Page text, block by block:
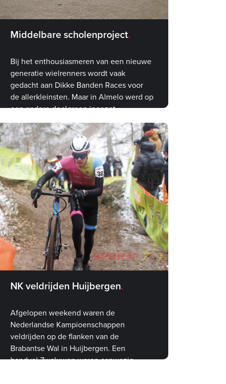
Middelbare scholenproject
Bij het enthousiasmeren van een nieuwe
generatie wielrenners wordt vaak
gedacht aan Dikke Banden Races voor
de allerkleinsten. Maar in Almelo werd op
een andere doelgroep ingezet
NK veldrijden Huijbergen
Afgelopen weekend waren de
Nederlandse Kampioenschappen
veldrijden op de flanken van de
Brabantse Wal in Huijbergen. Een
handvol Zwaluwen waren aanwezig